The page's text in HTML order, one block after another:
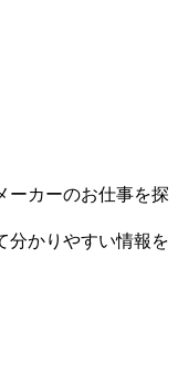
ーカーのお仕事を探
分かりやすい情報を